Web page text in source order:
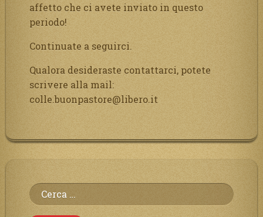
affetto che ci avete inviato in questo
periodo!
Continuate a seguirci.
Qualora desideraste contattarci, potete
scrivere alla mail:
colle.buonpastore@libero.it
Ricerca
per: